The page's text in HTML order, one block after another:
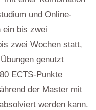
und Online-
ein bis zwei
zwei Wochen statt,
genutzt
ECTS-Punkte
der Master mit
werden kann.